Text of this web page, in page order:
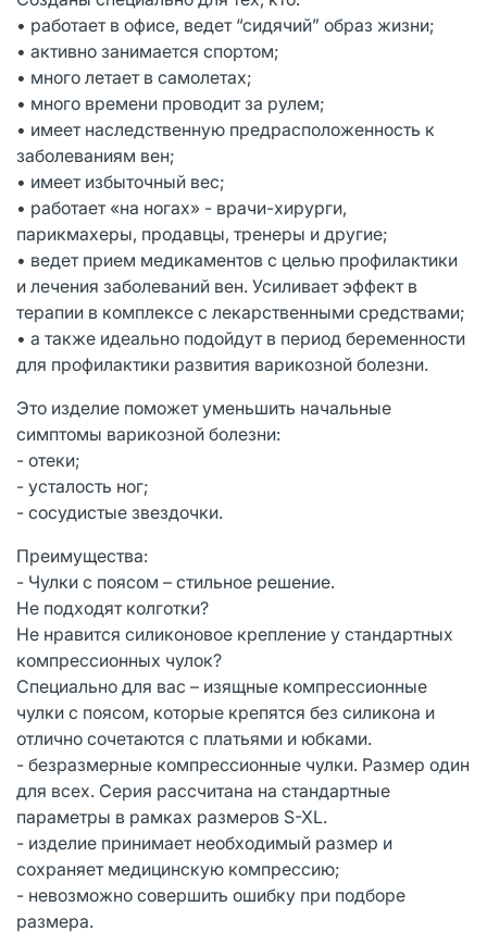
• работает в офисе, ведет “сидячий” образ жизни;
• активно занимается спортом;
• много летает в самолетах;
• много времени проводит за рулем;
• имеет наследственную предрасположенность к
заболеваниям вен;
• имеет избыточный вес;
• работает «на ногах» - врачи-хирурги,
парикмахеры, продавцы, тренеры и другие;
• ведет прием медикаментов с целью профилактики
и лечения заболеваний вен. Усиливает эффект в
терапии в комплексе с лекарственными средствами;
• а также идеально подойдут в период беременности
для профилактики развития варикозной болезни.
Это изделие поможет уменьшить начальные
симптомы варикозной болезни:
- отеки;
- усталость ног;
- сосудистые звездочки.
Преимущества:
- Чулки с поясом – стильное решение.
Не подходят колготки?
Не нравится силиконовое крепление у стандартных
компрессионных чулок?
Специально для вас – изящные компрессионные
чулки с поясом, которые крепятся без силикона и
отлично сочетаются с платьями и юбками.
- безразмерные компрессионные чулки. Размер один
для всех. Серия рассчитана на стандартные
параметры в рамках размеров S-XL.
- изделие принимает необходимый размер и
сохраняет медицинскую компрессию;
- невозможно совершить ошибку при подборе
размера.